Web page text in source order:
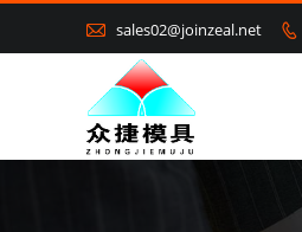
 sales02@joinzeal.net 